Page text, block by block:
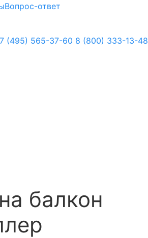
Вопрос-ответ
(495) 565-37-60 8 (800) 333-13-48
балкон